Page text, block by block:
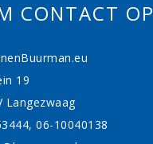
CONTACT OP
19
Langezwaag
06-10040138